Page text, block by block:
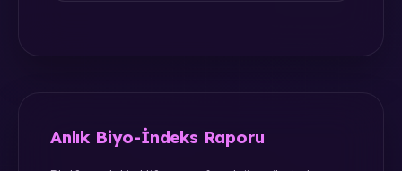
Anlık Biyo-İndeks Raporu